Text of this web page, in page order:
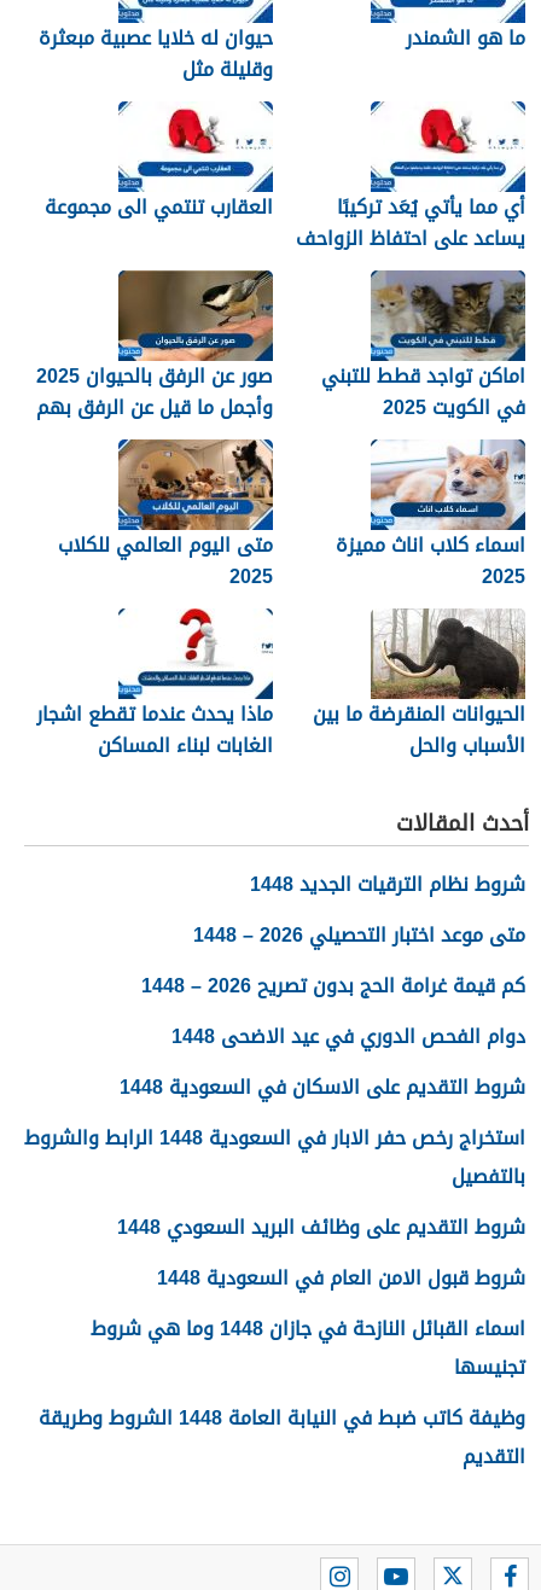
ما هو الشمندر
حيوان له خلايا عصبية مبعثرة
وقليلة مثل
أي مما يأتي يُعَد تركيبًا
يساعد على احتفاظ الزواحف
بالماء وحمايتها من الجفاف
؟
العقارب تنتمي الى مجموعة
اماكن تواجد قطط للتبني
في الكويت 2025
صور عن الرفق بالحيوان 2025
وأجمل ما قيل عن الرفق بهم
اسماء كلاب اناث مميزة
2025
متى اليوم العالمي للكلاب
2025
الحيوانات المنقرضة ما بين
الأسباب والحل
ماذا يحدث عندما تقطع اشجار
الغابات لبناء المساكن
أحدث المقالات
شروط نظام الترقيات الجديد 1448
متى موعد اختبار التحصيلي 2026 – 1448
كم قيمة غرامة الحج بدون تصريح 2026 – 1448
دوام الفحص الدوري في عيد الاضحى 1448
شروط التقديم على الاسكان في السعودية 1448
استخراج رخص حفر الابار في السعودية 1448 الرابط والشروط
بالتفصيل
شروط التقديم على وظائف البريد السعودي 1448
شروط قبول الامن العام في السعودية 1448
اسماء القبائل النازحة في جازان 1448 وما هي شروط
تجنيسها
وظيفة كاتب ضبط في النيابة العامة 1448 الشروط وطريقة
التقديم